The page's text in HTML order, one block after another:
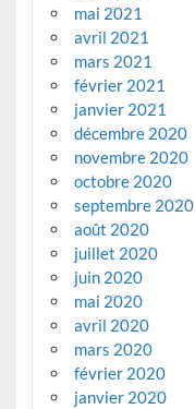
mai 2021
avril 2021
mars 2021
février 2021
janvier 2021
décembre 2020
novembre 2020
octobre 2020
septembre 2020
août 2020
juillet 2020
juin 2020
mai 2020
avril 2020
mars 2020
février 2020
janvier 2020